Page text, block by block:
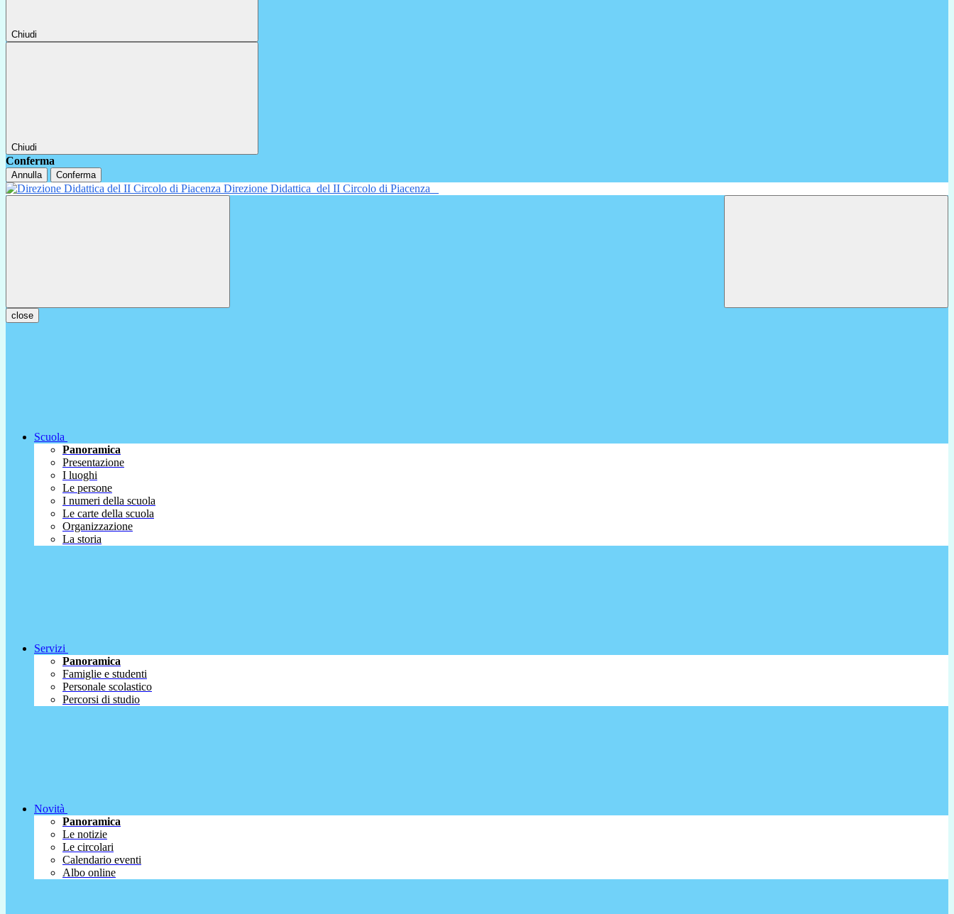
Chiudi
Chiudi
Conferma
Annulla Conferma
Direzione Didattica del II Circolo di Piacenza
close
Scuola
Panoramica
Presentazione
I luoghi
Le persone
I numeri della scuola
Le carte della scuola
Organizzazione
La storia
Servizi
Panoramica
Famiglie e studenti
Personale scolastico
Percorsi di studio
Novità
Panoramica
Le notizie
Le circolari
Calendario eventi
Albo online